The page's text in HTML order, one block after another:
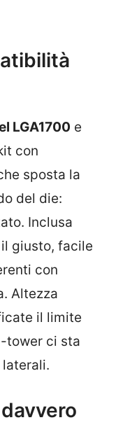
LGA1700 e
con
sposta la
del die:
Inclusa
il giusto, facile
con
Altezza
il limite
tower ci sta